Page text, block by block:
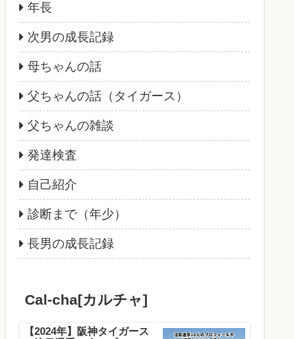
年長
次男の成長記録
母ちゃんの話
父ちゃんの話（タイガース）
父ちゃんの雑談
発達検査
自己紹介
診断まで（年少）
長男の成長記録
Cal-cha[カルチャ]
【2024年】阪神タイガース